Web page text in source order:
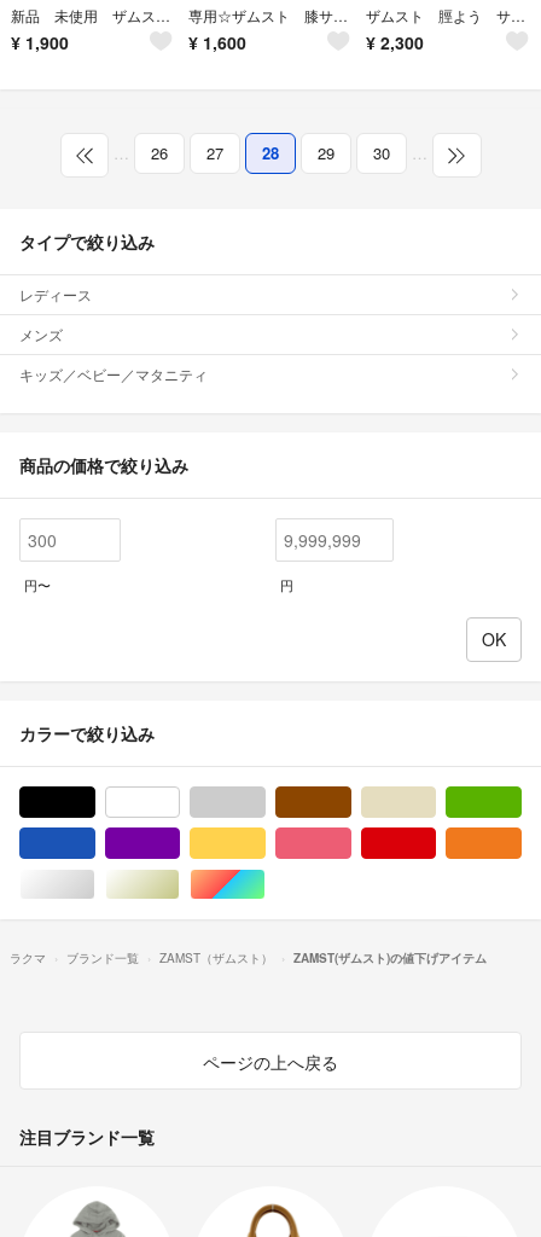
新品 未使用 ザムスト JK-1 ヒザ用サポーター 左右兼用 Ｓサイズ
¥ 1,900
専用☆ザムスト 膝サポーター Lサイズ
¥ 1,600
ザムスト 脛よう サポーター 右 M
¥ 2,300
… 26 27 28 29 30 …
タイプで絞り込み
レディース
メンズ
キッズ／ベビー／マタニティ
商品の価格で絞り込み
円〜 円
カラーで絞り込み
シルバー/銀色系ゴールド/金色系マルチカラー
ラクマ ブランド一覧 ZAMST（ザムスト） ZAMST(ザムスト)の値下げアイテム
ページの上へ戻る
注目ブランド一覧